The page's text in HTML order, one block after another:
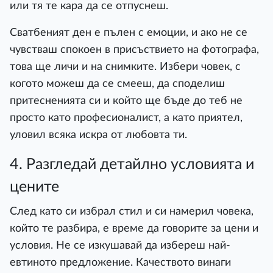
или тя те кара да се отпуснеш.
Сватбеният ден е пълен с емоции, и ако не се
чувстваш спокоен в присъствието на фотографа,
това ще личи и на снимките. Избери човек, с
когото можеш да се смееш, да споделиш
притесненията си и който ще бъде до теб не
просто като професионалист, а като приятел,
уловил всяка искра от любовта ти.
4. Разгледай детайлно условията и
цените
След като си избрал стил и си намерил човека,
който те разбира, е време да говорите за цени и
условия. Не се изкушавай да избереш най-
евтиното предложение. Качеството винаги